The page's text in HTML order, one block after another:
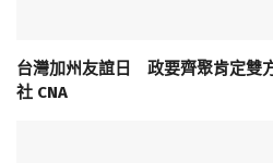
台灣加州友誼日 政要齊聚肯定雙
社 CNA